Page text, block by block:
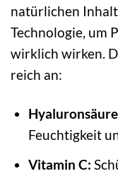
natürlichen
Technologie, um
wirklich wirken.
reich an:
Feuchtigkeit
Vitamin C: